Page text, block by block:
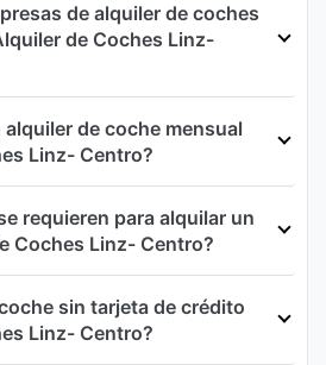
de alquiler de coches
de Coches Linz-
de coche mensual
Linz- Centro?
requieren para alquilar un
Coches Linz- Centro?
sin tarjeta de crédito
Linz- Centro?